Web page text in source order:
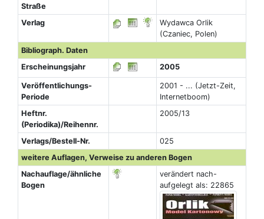
Straße
Verlag
Wydawca Orlik
(Czaniec, Polen)
Bibliograph. Daten
Erscheinungsjahr
2005
Veröffentlichungs-
Periode
2001 - ... (Jetzt-Zeit,
Internetboom)
Heftnr.
(Periodika)/Reihennr.
2005/13
Verlags/Bestell-Nr.
025
weitere Auflagen, Verweise zu anderen Bogen
Nachauflage/ähnliche
Bogen
verändert nach-
aufgelegt als: 22865